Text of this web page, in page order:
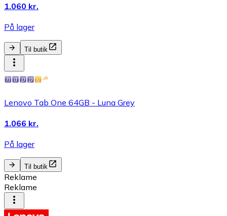
1.060 kr.
På lager
Til butik
Lenovo Tab One 64GB - Luna Grey
1.066 kr.
På lager
Til butik
Reklame
Reklame